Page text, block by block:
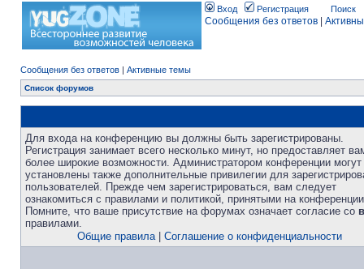
Вход Регистрация Поиск
Сообщения без ответов
Сообщения без ответов | Активные темы
Список форумов
Для входа на конференцию вы должны быть зарегистрированы.
Регистрация занимает всего несколько минут, но предоставляет
более широкие возможности. Администратором конференции
установлены также дополнительные привилегии для
пользователей. Прежде чем зарегистрироваться, вам следует
ознакомиться с правилами и политикой, принятыми на
Помните, что ваше присутствие на форумах означает согласие со
правилами.
Общие правила| Соглашение о конфиденциальности